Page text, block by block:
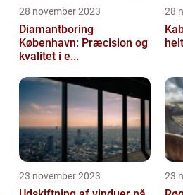
28 november 2023
Diamantboring
København: Præcision og
kvalitet i e...
28
23 november 2023 23